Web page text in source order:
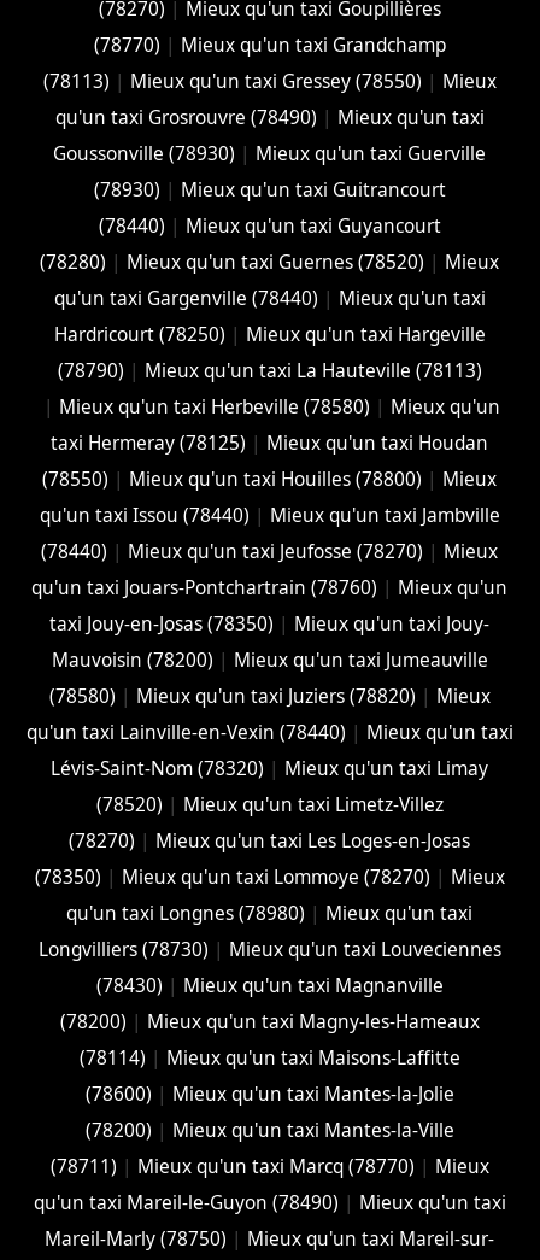
(78270) | Mieux qu'un taxi Goupillières
(78770) | Mieux qu'un taxi Grandchamp
(78113) | Mieux qu'un taxi Gressey (78550) | Mieux
qu'un taxi Grosrouvre (78490) | Mieux qu'un taxi
Goussonville (78930) | Mieux qu'un taxi Guerville
(78930) | Mieux qu'un taxi Guitrancourt
(78440) | Mieux qu'un taxi Guyancourt
(78280) | Mieux qu'un taxi Guernes (78520) | Mieux
qu'un taxi Gargenville (78440) | Mieux qu'un taxi
Hardricourt (78250) | Mieux qu'un taxi Hargeville
(78790) | Mieux qu'un taxi La Hauteville (78113)
| Mieux qu'un taxi Herbeville (78580) | Mieux qu'un
taxi Hermeray (78125) | Mieux qu'un taxi Houdan
(78550) | Mieux qu'un taxi Houilles (78800) | Mieux
qu'un taxi Issou (78440) | Mieux qu'un taxi Jambville
(78440) | Mieux qu'un taxi Jeufosse (78270) | Mieux
qu'un taxi Jouars-Pontchartrain (78760) | Mieux qu'un
taxi Jouy-en-Josas (78350) | Mieux qu'un taxi Jouy-
Mauvoisin (78200) | Mieux qu'un taxi Jumeauville
(78580) | Mieux qu'un taxi Juziers (78820) | Mieux
qu'un taxi Lainville-en-Vexin (78440) | Mieux qu'un taxi
Lévis-Saint-Nom (78320) | Mieux qu'un taxi Limay
(78520) | Mieux qu'un taxi Limetz-Villez
(78270) | Mieux qu'un taxi Les Loges-en-Josas
(78350) | Mieux qu'un taxi Lommoye (78270) | Mieux
qu'un taxi Longnes (78980) | Mieux qu'un taxi
Longvilliers (78730) | Mieux qu'un taxi Louveciennes
(78430) | Mieux qu'un taxi Magnanville
(78200) | Mieux qu'un taxi Magny-les-Hameaux
(78114) | Mieux qu'un taxi Maisons-Laffitte
(78600) | Mieux qu'un taxi Mantes-la-Jolie
(78200) | Mieux qu'un taxi Mantes-la-Ville
(78711) | Mieux qu'un taxi Marcq (78770) | Mieux
qu'un taxi Mareil-le-Guyon (78490) | Mieux qu'un taxi
Mareil-Marly (78750) | Mieux qu'un taxi Mareil-sur-